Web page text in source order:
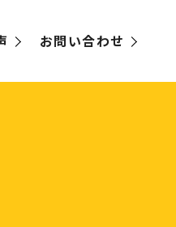
お問い合わせ